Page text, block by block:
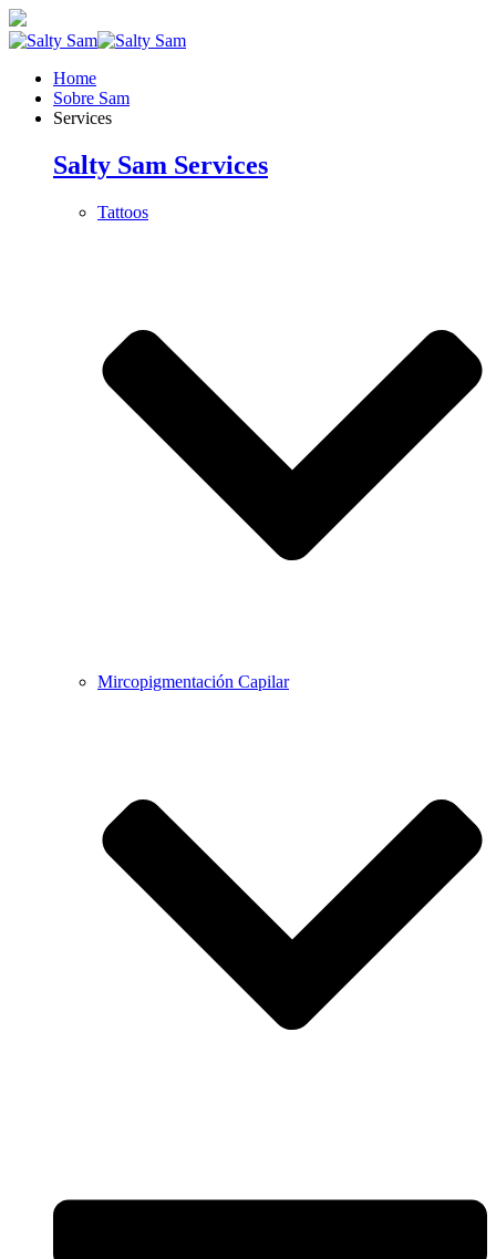
Home
Sobre Sam
Services
Salty Sam Services
Tattoos
Mircopigmentación Capilar